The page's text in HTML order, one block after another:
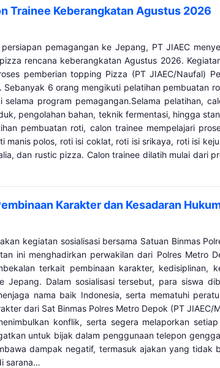
Trainee Keberangkatan Agustus 2026
pemagangan ke Jepang, PT JIAEC
rencana keberangkatan Agustus 2026.
pemberian topping Pizza (PT JIAEC/Naufal)
Sebanyak 6 orang mengikuti pelatihan pembuatan
program pemagangan.Selama pelatihan,
pengolahan bahan, teknik fermentasi, hingga
pembuatan roti, calon trainee mempelajari
polos, roti isi coklat, roti isi srikaya, roti isi
dan rustic pizza. Calon trainee dilatih mulai dari
Karakter dan Kesadaran
kegiatan sosialisasi bersama Satuan Binmas
ini menghadirkan perwakilan dari Polres Metro
terkait pembinaan karakter, kedisiplinan,
Jepang. Dalam sosialisasi tersebut, para siswa
nama baik Indonesia, serta mematuhi
dari Sat Binmas Polres Metro Depok (PT
konflik, serta segera melaporkan
untuk bijak dalam penggunaan telepon
dampak negatif, termasuk ajakan yang tidak
sarana…